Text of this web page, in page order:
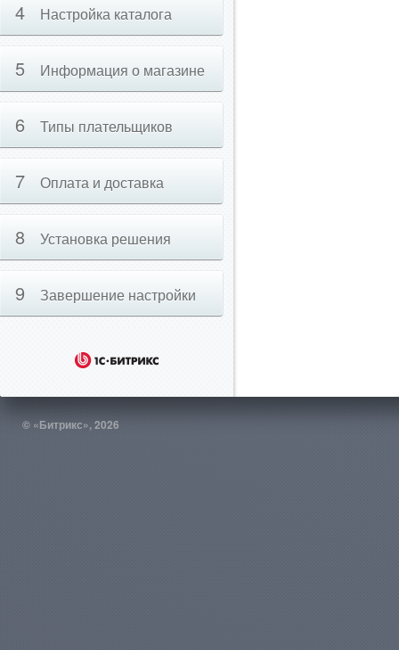
4 Настройка каталога
5 Информация о магазине
6 Типы плательщиков
7 Оплата и доставка
8 Установка решения
9 Завершение настройки
© «Битрикс», 2026